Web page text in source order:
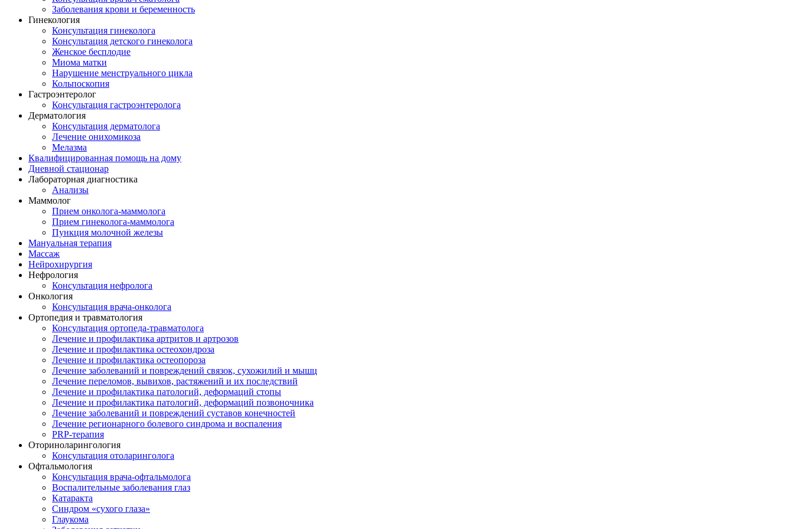
Заболевания крови и беременность
Гинекология
Консультация гинеколога
Консультация детского гинеколога
Женское бесплодие
Миома матки
Нарушение менструального цикла
Кольпоскопия
Гастроэнтеролог
Консультация гастроэнтеролога
Дерматология
Консультация дерматолога
Лечение онихомикоза
Мелазма
Квалифицированная помощь на дому
Дневной стационар
Лабораторная диагностика
Анализы
Маммолог
Прием онколога-маммолога
Прием гинеколога-маммолога
Пункция молочной железы
Мануальная терапия
Массаж
Нейрохирургия
Нефрология
Консультация нефролога
Онкология
Консультация врача-онколога
Ортопедия и травматология
Консультация ортопеда-травматолога
Лечение и профилактика артритов и артрозов
Лечение и профилактика остеохондроза
Лечение и профилактика остеопороза
Лечение заболеваний и повреждений связок, сухожилий и мышц
Лечение переломов, вывихов, растяжений и их последствий
Лечение и профилактика патологий, деформаций стопы
Лечение и профилактика патологий, деформаций позвоночника
Лечение заболеваний и повреждений суставов конечностей
Лечение регионарного болевого синдрома и воспаления
PRP-терапия
Оториноларингология
Консультация отоларинголога
Офтальмология
Консультация врача-офтальмолога
Воспалительные заболевания глаз
Катаракта
Синдром «сухого глаза»
Глаукома